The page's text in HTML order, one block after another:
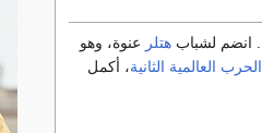
انضم لشباب هتلر عنوة، وهو
الحرب العالمية الثانية، أكمل